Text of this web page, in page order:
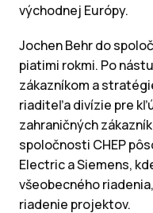
východnej Európy.
Jochen Behr do
piatimi rokmi. Po
zákazníkom a
riaditeľa divízie pre
zahraničných
spoločnosti CHEP
Electric a Siemens,
všeobecného
riadenie projektov.